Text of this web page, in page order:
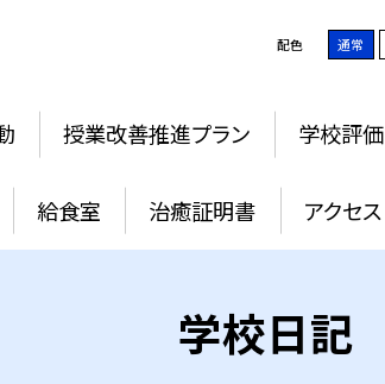
配色 通常
授業改善推進プラン 学校評価
給食室 治癒証明書 アクセス
学校日記